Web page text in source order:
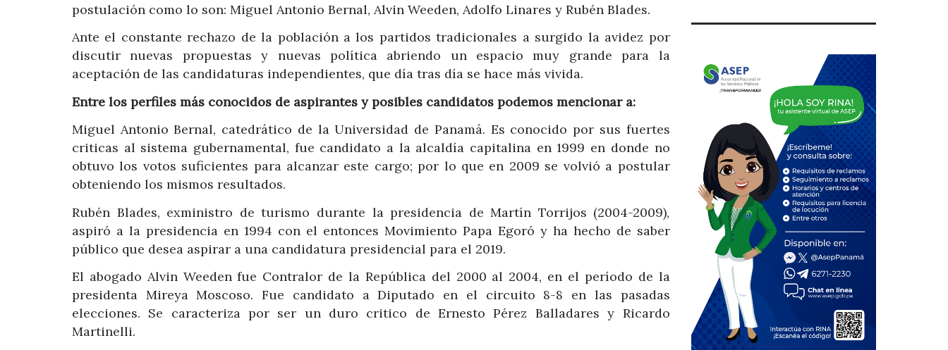
postulación como lo son: Miguel Antonio Bernal, Alvin Weeden, Adolfo Linares y Rubén Blades.
Ante el constante rechazo de la población a los partidos tradicionales a surgido la avidez por
discutir nuevas propuestas y nuevas política abriendo un espacio muy grande para la
aceptación de las candidaturas independientes, que día tras día se hace más vivida.
Entre los perfiles más conocidos de aspirantes y posibles candidatos podemos mencionar a:
Miguel Antonio Bernal, catedrático de la Universidad de Panamá. Es conocido por sus fuertes
criticas al sistema gubernamental, fue candidato a la alcaldía capitalina en 1999 en donde no
obtuvo los votos suficientes para alcanzar este cargo; por lo que en 2009 se volvió a postular
obteniendo los mismos resultados.
Rubén Blades, exministro de turismo durante la presidencia de Martín Torrijos (2004-2009),
aspiró a la presidencia en 1994 con el entonces Movimiento Papa Egoró y ha hecho de saber
público que desea aspirar a una candidatura presidencial para el 2019.
El abogado Alvin Weeden fue Contralor de la República del 2000 al 2004, en el período de la
presidenta Mireya Moscoso. Fue candidato a Diputado en el circuito 8-8 en las pasadas
elecciones. Se caracteriza por ser un duro critico de Ernesto Pérez Balladares y Ricardo
Martinelli.